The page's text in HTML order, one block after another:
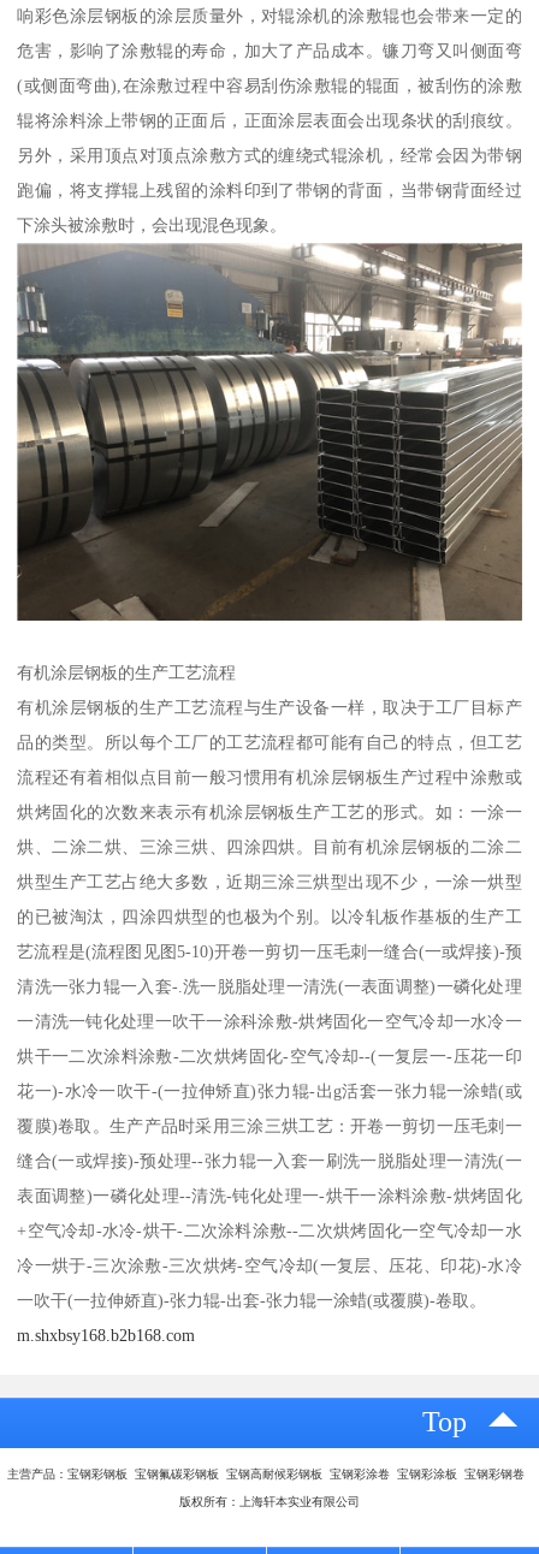
响彩色涂层钢板的涂层质量外，对辊涂机的涂敷辊也会带来一定的
危害，影响了涂敷辊的寿命，加大了产品成本。镰刀弯又叫侧面弯
(或侧面弯曲),在涂敷过程中容易刮伤涂敷辊的辊面，被刮伤的涂敷
辊将涂料涂上带钢的正面后，正面涂层表面会出现条状的刮痕纹。
另外，采用顶点对顶点涂敷方式的缠绕式辊涂机，经常会因为带钢
跑偏，将支撑辊上残留的涂料印到了带钢的背面，当带钢背面经过
下涂头被涂敷时，会出现混色现象。
有机涂层钢板的生产工艺流程
有机涂层钢板的生产工艺流程与生产设备一样，取决于工厂目标产
品的类型。所以每个工厂的工艺流程都可能有自己的特点，但工艺
流程还有着相似点目前一般习惯用有机涂层钢板生产过程中涂敷或
烘烤固化的次数来表示有机涂层钢板生产工艺的形式。如：一涂一
烘、二涂二烘、三涂三烘、四涂四烘。目前有机涂层钢板的二涂二
烘型生产工艺占绝大多数，近期三涂三烘型出现不少，一涂一烘型
的已被淘汰，四涂四烘型的也极为个别。以冷轧板作基板的生产工
艺流程是(流程图见图5-10)开卷一剪切一压毛刺一缝合(一或焊接)-预
清洗一张力辊一入套-.洗一脱脂处理一清洗(一表面调整)一磷化处理
一清洗一钝化处理一吹干一涂科涂敷-烘烤固化一空气冷却一水冷一
烘干一二次涂料涂敷-二次烘烤固化-空气冷却--(一复层一-压花一印
花一)-水冷一吹干-(一拉伸矫直)张力辊-出g活套一张力辊一涂蜡(或
覆膜)卷取。生产产品时采用三涂三烘工艺：开卷一剪切一压毛刺一
缝合(一或焊接)-预处理--张力辊一入套一刷洗一脱脂处理一清洗(一
表面调整)一磷化处理--清洗-钝化处理一-烘干一涂料涂敷-烘烤固化
+空气冷却-水冷-烘干-二次涂料涂敷--二次烘烤固化一空气冷却一水
冷一烘于-三次涂敷-三次烘烤-空气冷却(一复层、压花、印花)-水冷
一吹干(一拉伸娇直)-张力辊-出套-张力辊一涂蜡(或覆膜)-卷取。
m.shxbsy168.b2b168.com
Top
主营产品：宝钢彩钢板 宝钢氟碳彩钢板 宝钢高耐候彩钢板 宝钢彩涂卷 宝钢彩涂板 宝钢彩钢卷
版权所有：上海轩本实业有限公司